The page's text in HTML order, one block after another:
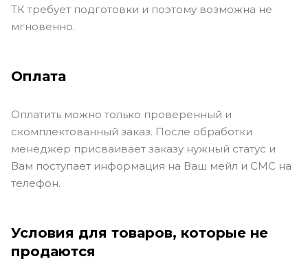
ТК требует подготовки и поэтому возможна не
мгновенно.
Оплата
Оплатить можно только проверенный и
скомплектованный заказ. После обработки
менеджер присваивает заказу нужный статус и
Вам поступает информация на Ваш мейл и СМС на
телефон.
Условия для товаров, которые не
продаются